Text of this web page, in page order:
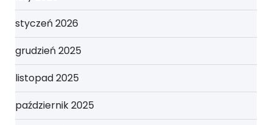
styczeń 2026
grudzień 2025
listopad 2025
październik 2025